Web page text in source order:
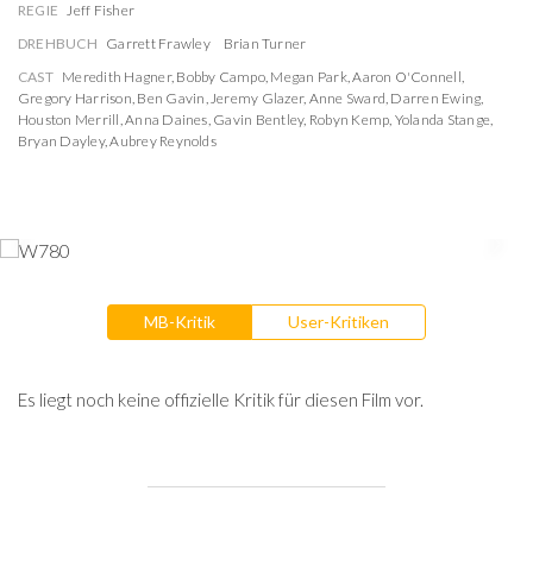
REGIE Jeff Fisher
DREHBUCH Garrett Frawley
Brian Turner
CAST Meredith Hagner, Bobby Campo, Megan Park,Aaron O'Connell,
Gregory Harrison, Ben Gavin,Jeremy Glazer, Anne Sward, Darren Ewing,
Houston Merrill,Anna Daines, Gavin Bentley, Robyn Kemp, Yolanda Stange,
Bryan Dayley,Aubrey Reynolds
MB-Kritik User-Kritiken
Es liegt noch keine offizielle Kritik für diesen Film vor.